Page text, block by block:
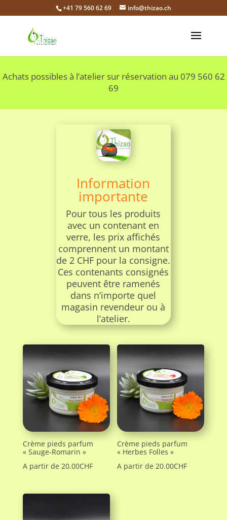
+41 79 560 62 69 info@thizao.ch
Achats possibles à l’atelier sur réservation au 079 560 62
69
Information
importante
Pour tous les produits
avec un contenant en
verre, les prix affichés
comprennent un montant
de 2 CHF pour la consigne.
Ces contenants consignés
peuvent être ramenés
dans n’importe quel
magasin revendeur ou à
l’atelier.
Crème pieds parfum
« Sauge-Romarin »
A partir de 20.00CHF
Crème pieds parfum
« Herbes Folles »
A partir de 20.00CHF